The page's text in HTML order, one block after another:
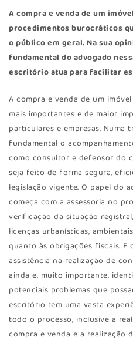
A compra e venda de um
procedimentos burocráticos
o público em geral. Na sua
fundamental do advogado
escritório atua para facilitar
A compra e venda de um
mais importantes e de maior
particulares e empresas. Numa
fundamental o
como consultor e defensor do
seja feito de forma segura,
legislação vigente. O papel do
começa com a assessoria no
verificação da situação
licenças urbanísticas,
quanto às obrigações fiscais. E
assistência na realização de
ainda e, muito importante,
potenciais problemas que
escritório tem uma vasta
todo o processo, inclusive a
compra e venda e a realização